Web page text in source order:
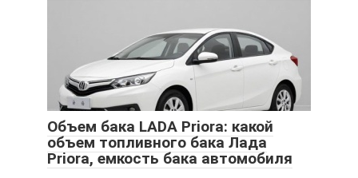
Объем бака LADA Priora: какой
объем топливного бака Лада
Priora, емкость бака автомобиля